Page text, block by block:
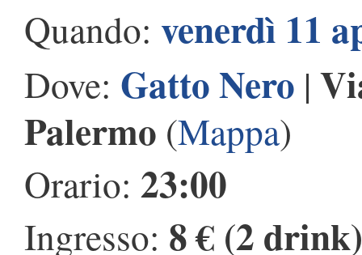
Quando: venerdì 11
Dove: Gatto Nero |
Palermo (Mappa)
Orario: 23:00
Ingresso: 8 € (2